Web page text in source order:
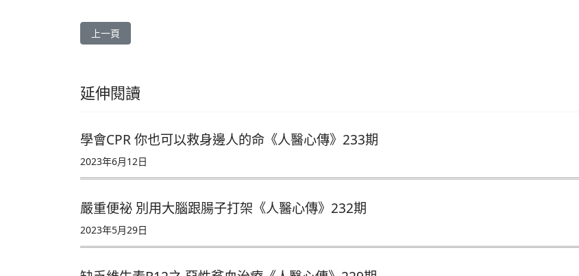
上一篇文章: 過動藥緩解透析低血壓《人醫心傳》249期
上一頁
延伸閱讀
學會CPR 你也可以救身邊人的命《人醫心傳》233期
2023年6月12日
嚴重便祕 別用大腦跟腸子打架《人醫心傳》232期
2023年5月29日